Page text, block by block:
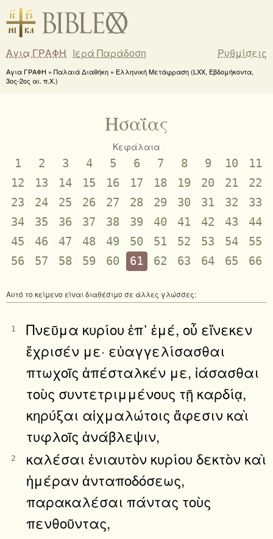
Αγια ΓΡΑΦΗ Ιερά Παράδοση Ρυθμίσεις
Αγια ΓΡΑΦΗ » Παλαιά Διαθήκη » Ελληνική Μετάφραση (LXX, Εβδομήκοντα,
3ος-2ος αι. π.Χ.)
Ησαΐας
Κεφάλαια
1 2 3 4 5 6 7 8 9 10
11
12
13 14 15 16 17 18 19 20 21
22
23
24 25 26 27 28 29 30 31 32
33
34
35 36 37 38 39 40 41 42 43
44
45
46 47 48 49 50 51 52 53 54
55
56
57 58 59 60 61 62 63 64 65 66
Αυτό το κείμενο είναι διαθέσιμο σε άλλες γλώσσες:
1
Πνεῦμα κυρίου ἐπ᾿ ἐμέ, οὗ εἵνεκεν
ἔχρισέν με· εὐαγγελίσασθαι
πτωχοῖς ἀπέσταλκέν με, ἰάσασθαι
τοὺς συντετριμμένους τῇ καρδίᾳ,
κηρύξαι αἰχμαλώτοις ἄφεσιν καὶ
τυφλοῖς ἀνάβλεψιν,
2
καλέσαι ἐνιαυτὸν κυρίου δεκτὸν καὶ
ἡμέραν ἀνταποδόσεως,
παρακαλέσαι πάντας τοὺς
πενθοῦντας,